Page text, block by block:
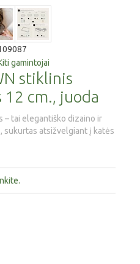
gamintojai
stiklinis
cm., juoda
– tai elegantiško dizaino ir
sukurtas atsižvelgiant į katės